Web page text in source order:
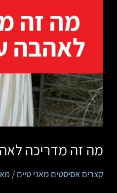
מה זה מדריכה
קצרים אסיסטים מאני טיים /